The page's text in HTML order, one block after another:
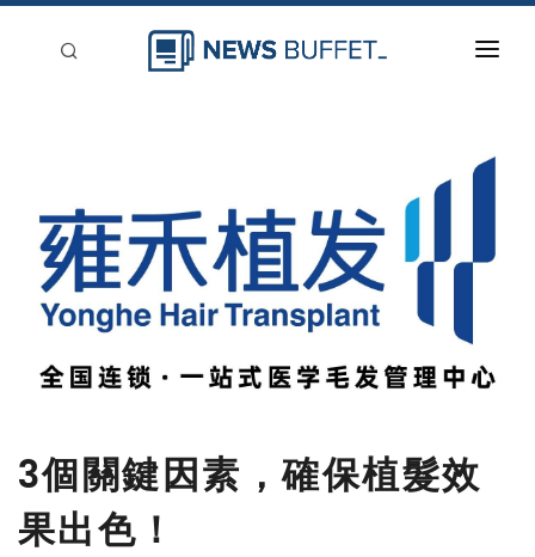
登入
刊登
3個關鍵因素，確保植髮效
果出色！